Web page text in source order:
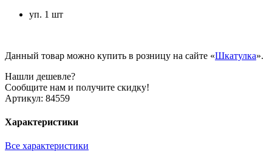
уп. 1 шт
Данный товар можно купить в розницу на сайте «Шкатулка».
Нашли дешевле?
Сообщите нам и получите скидку!
Артикул: 84559
Характеристики
Все характеристики